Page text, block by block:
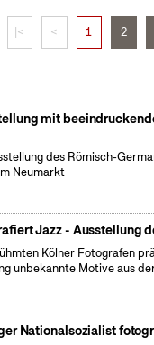
|< < 1 2
mit
des Römisch-
Neumarkt
Jazz - Ausstellung
Kölner Fotografen
unbekannte Motive aus
Nationalsozialist